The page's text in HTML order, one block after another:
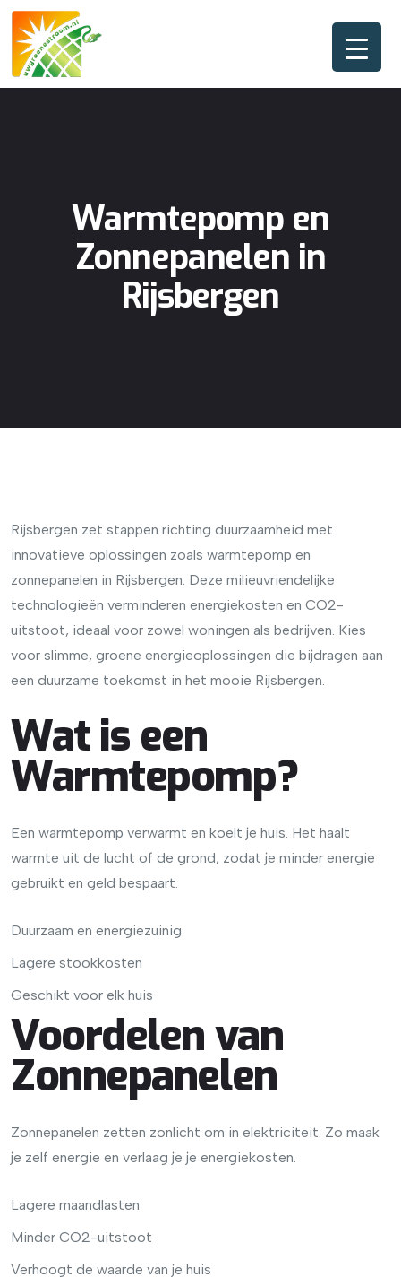
Warmtepomp en
Zonnepanelen in
Rijsbergen
Rijsbergen zet stappen richting duurzaamheid met
innovatieve oplossingen zoals warmtepomp en
zonnepanelen in Rijsbergen. Deze milieuvriendelijke
technologieën verminderen energiekosten en CO2-
uitstoot, ideaal voor zowel woningen als bedrijven. Kies
voor slimme, groene energieoplossingen die bijdragen aan
een duurzame toekomst in het mooie Rijsbergen.
Wat is een
Warmtepomp?
Een warmtepomp verwarmt en koelt je huis. Het haalt
warmte uit de lucht of de grond, zodat je minder energie
gebruikt en geld bespaart.
Duurzaam en energiezuinig
Lagere stookkosten
Geschikt voor elk huis
Voordelen van
Zonnepanelen
Zonnepanelen zetten zonlicht om in elektriciteit. Zo maak
je zelf energie en verlaag je je energiekosten.
Lagere maandlasten
Minder CO2-uitstoot
Verhoogt de waarde van je huis